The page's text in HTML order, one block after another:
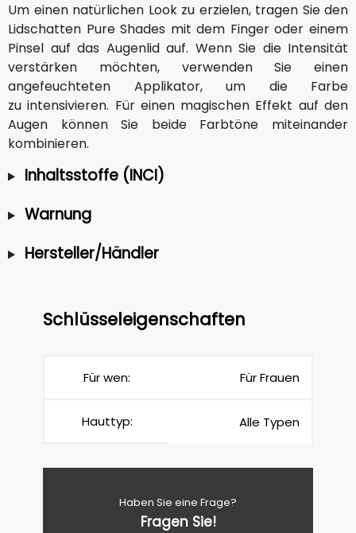
Um einen natürlichen Look zu erzielen, tragen Sie den
Lidschatten Pure Shades mit dem Finger oder einem
Pinsel auf das Augenlid auf. Wenn Sie die Intensität
verstärken möchten, verwenden Sie einen
angefeuchteten Applikator, um die Farbe
zu intensivieren. Für einen magischen Effekt auf den
Augen können Sie beide Farbtöne miteinander
kombinieren.
Inhaltsstoffe (INCI)
Warnung
Hersteller/Händler
Schlüsseleigenschaften
Für wen: Für Frauen
Hauttyp: Alle Typen
Haben Sie eine Frage?
Fragen Sie!